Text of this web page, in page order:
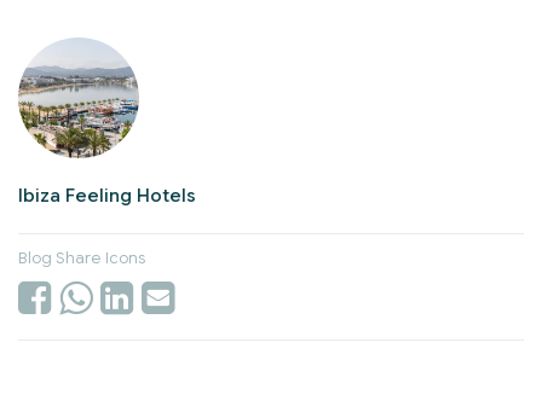
Ibiza Feeling Hotels
Blog Share Icons